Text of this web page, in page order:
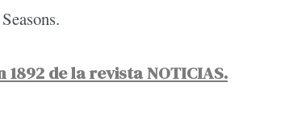
de la revista NOTICIAS.